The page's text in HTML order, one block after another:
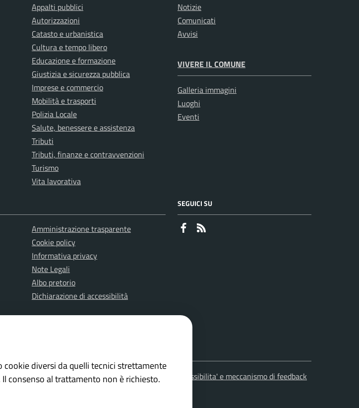
Appalti pubblici
Autorizzazioni
Catasto e urbanistica
Cultura e tempo libero
Educazione e formazione
Giustizia e sicurezza pubblica
Imprese e commercio
Mobilità e trasporti
Polizia Locale
Salute, benessere e assistenza
Tributi
Tributi, finanze e contravvenzioni
Turismo
Vita lavorativa
Notizie
Comunicati
Avvisi
VIVERE IL COMUNE
Galleria immagini
Luoghi
Eventi
Amministrazione trasparente
Cookie policy
Informativa privacy
Note Legali
Albo pretorio
Dichiarazione di accessibilità
SEGUICI SU
Faceboook
Whistleblowing – Segnalazioni illeciti
Accessibilita' e meccanismo di feedback
diversi da quelli tecnici strettamente
consenso al trattamento non è richiesto.